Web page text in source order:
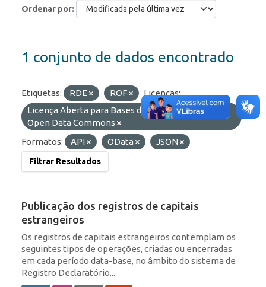
Ordenar por
1 conjunto de dados encontrado
Etiquetas: RDE ROF
Licenças:
Licença Aberta para Bases de Dados (ODbL) do
Open Data Commons
Formatos:
API OData JSON
Filtrar Resultados
Publicação dos registros de capitais
estrangeiros
Os registros de capitais estrangeiros contemplam os
seguintes tipos de operações, criadas ou encerradas
em cada período data-base, no âmbito do sistema de
Registro Declaratório...